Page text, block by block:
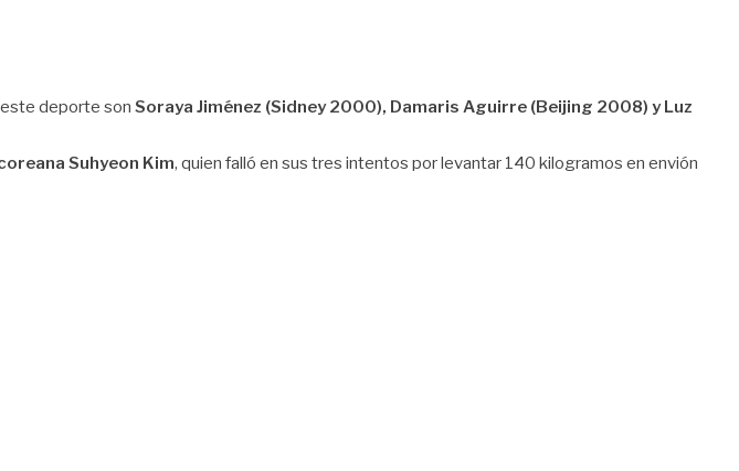
deporte son Soraya Jiménez (Sidney 2000), Damaris Aguirre (Beijing 2008) y Luz
Suhyeon Kim, quien falló en sus tres intentos por levantar 140 kilogramos en envión